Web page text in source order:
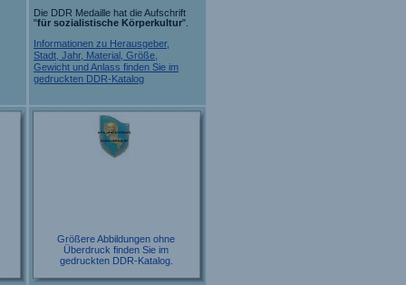
Die DDR Medaille hat die Aufschrift
"für sozialistische Körperkultur".
Informationen zu Herausgeber,
Stadt, Jahr, Material, Größe,
Gewicht und Anlass finden Sie im
gedruckten DDR-Katalog
Größere Abbildungen ohne
Überdruck finden Sie im
gedruckten DDR-Katalog.